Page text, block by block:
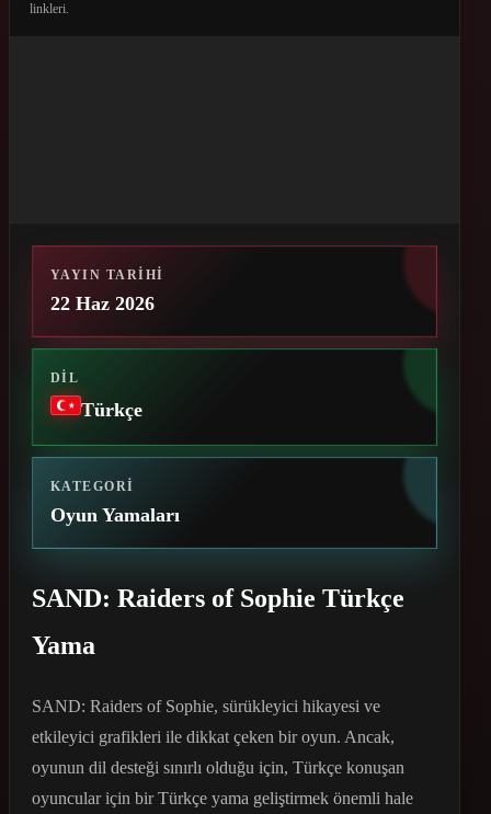
linkleri.
YAYIN TARIHI
22 Haz 2026
DIL
Türkçe
KATEGORI
Oyun Yamaları
SAND: Raiders of Sophie Türkçe
Yama
SAND: Raiders of Sophie, sürükleyici hikayesi ve
etkileyici grafikleri ile dikkat çeken bir oyun. Ancak,
oyunun dil desteği sınırlı olduğu için, Türkçe konuşan
oyuncular için bir Türkçe yama geliştirmek önemli hale